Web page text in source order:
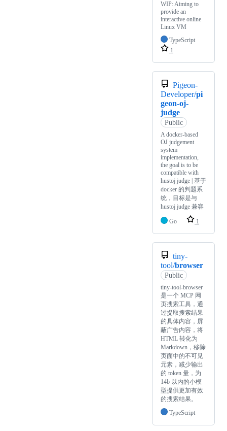
WIP: Aiming to
provide an
interactive online
Linux VM
TypeScript
1
Pigeon-
Developer/pi
geon-oj-
judge
Public
A docker-based
OJ judgement
system
implementation,
the goal is to be
compatible with
hustoj judge | 基于
docker 的判题系
统，目标是与
hustoj judge 兼容
Go 1
tiny-
tool/browser
Public
tiny-tool-browser
是一个 MCP 网
页搜索工具，通
过提取搜索结果
的具体内容，屏
蔽广告内容，将
HTML 转化为
Markdown，移除
页面中的不可见
元素，减少输出
的 token 量，为
14b 以内的小模
型提供更加有效
的搜索结果。
TypeScript